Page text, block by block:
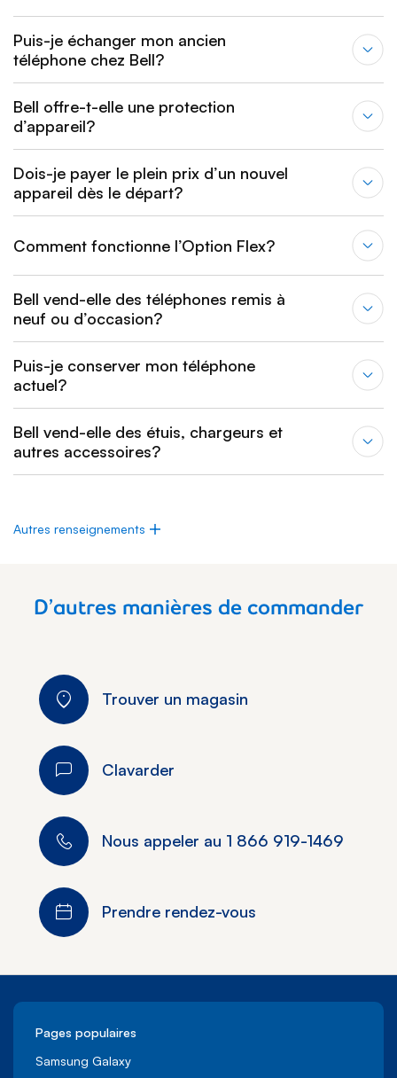
Puis-je échanger mon ancien
téléphone chez Bell?
Bell offre-t-elle une protection
d’appareil?
Dois-je payer le plein prix d’un nouvel
appareil dès le départ?
Comment fonctionne l’Option Flex?
Bell vend-elle des téléphones remis à
neuf ou d’occasion?
Puis-je conserver mon téléphone
actuel?
Bell vend-elle des étuis, chargeurs et
autres accessoires?
Autres renseignements
D’autres manières de commander
Trouver un magasin
Clavarder
Nous appeler au 1 866 919-1469
Prendre rendez-vous
Pages populaires
Samsung Galaxy